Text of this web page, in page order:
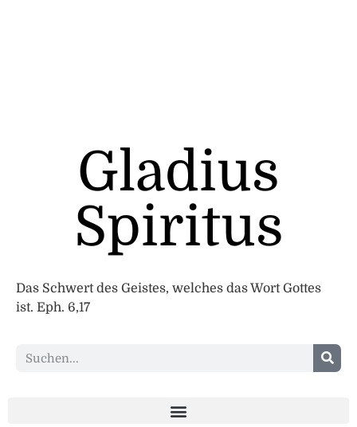
Gladius
Spiritus
Das Schwert des Geistes, welches das Wort Gottes
ist. Eph. 6,17